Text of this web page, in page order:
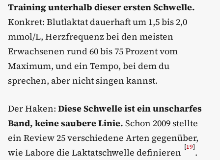
Training unterhalb dieser ersten Schwelle.
Konkret: Blutlaktat dauerhaft um 1,5 bis 2,0
mmol/L, Herzfrequenz bei den meisten
Erwachsenen rund 60 bis 75 Prozent vom
Maximum, und ein Tempo, bei dem du
sprechen, aber nicht singen kannst.
Der Haken: Diese Schwelle ist ein unscharfes
Band, keine saubere Linie. Schon 2009 stellte
ein Review 25 verschiedene Arten gegenüber,
wie Labore die Laktatschwelle definieren [19].